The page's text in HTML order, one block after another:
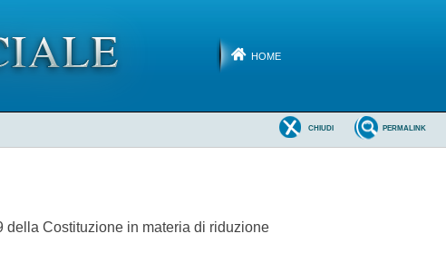
HOME
PERMALINK
CHIUDI
della Costituzione in materia di riduzione